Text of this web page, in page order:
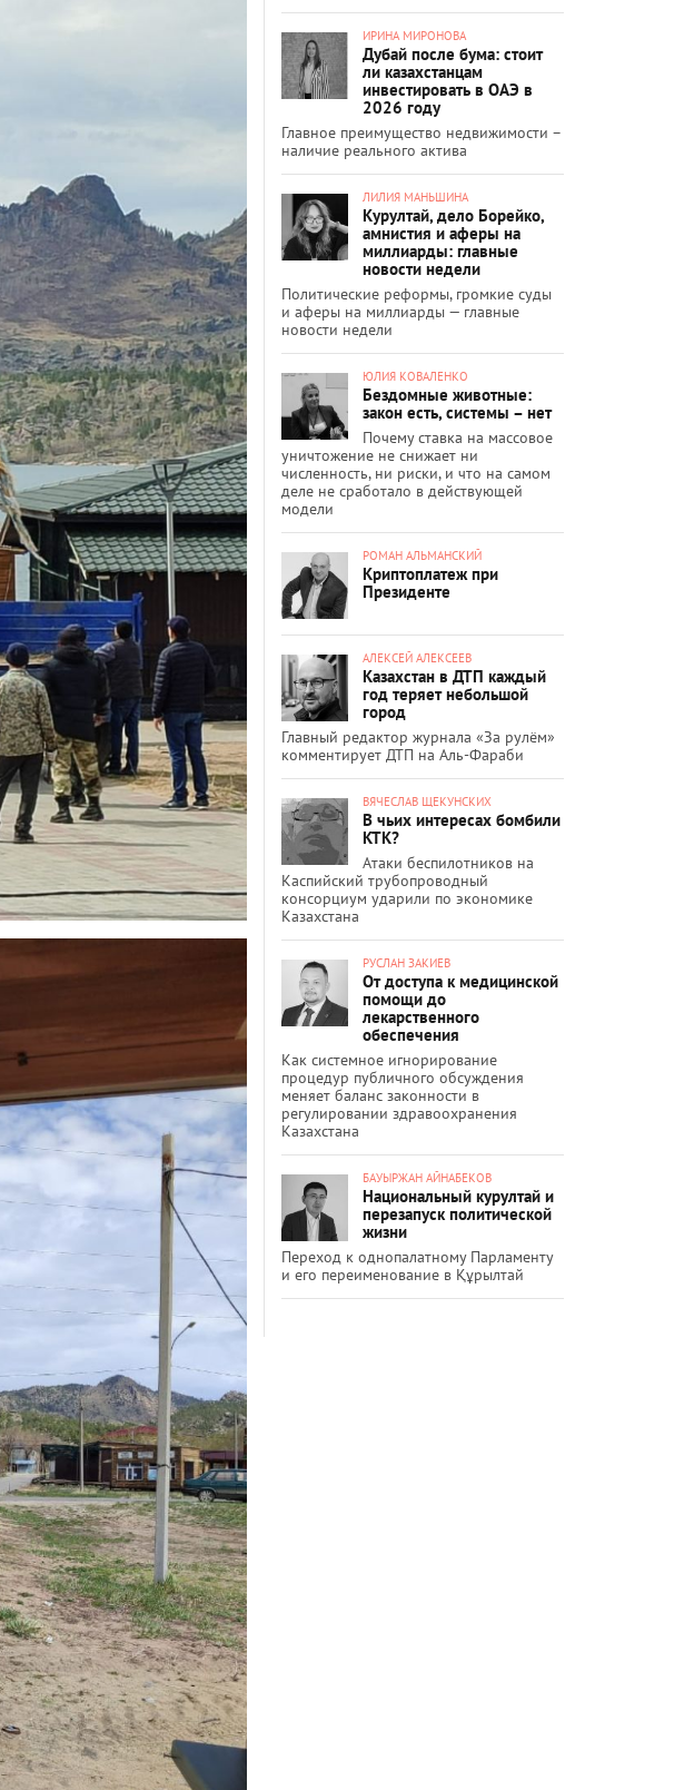
ИРИНА МИРОНОВА
Дубай после бума: стоит
ли казахстанцам
инвестировать в ОАЭ в
2026 году
Главное преимущество недвижимости –
наличие реального актива
ЛИЛИЯ МАНЬШИНА
Курултай, дело Борейко,
амнистия и аферы на
миллиарды: главные
новости недели
Политические реформы, громкие суды
и аферы на миллиарды — главные
новости недели
ЮЛИЯ КОВАЛЕНКО
Бездомные животные:
закон есть, системы – нет
Почему ставка на массовое
уничтожение не снижает ни
численность, ни риски, и что на самом
деле не сработало в действующей
модели
РОМАН АЛЬМАНСКИЙ
Криптоплатеж при
Президенте
АЛЕКСЕЙ АЛЕКСЕЕВ
Казахстан в ДТП каждый
год теряет небольшой
город
Главный редактор журнала «За рулём»
комментирует ДТП на Аль-Фараби
ВЯЧЕСЛАВ ЩЕКУНСКИХ
В чьих интересах бомбили
КТК?
Атаки беспилотников на
Каспийский трубопроводный
консорциум ударили по экономике
Казахстана
РУСЛАН ЗАКИЕВ
От доступа к медицинской
помощи до
лекарственного
обеспечения
Как системное игнорирование
процедур публичного обсуждения
меняет баланс законности в
регулировании здравоохранения
Казахстана
БАУЫРЖАН АЙНАБЕКОВ
Национальный курултай и
перезапуск политической
жизни
Переход к однопалатному Парламенту
и его переименование в Құрылтай